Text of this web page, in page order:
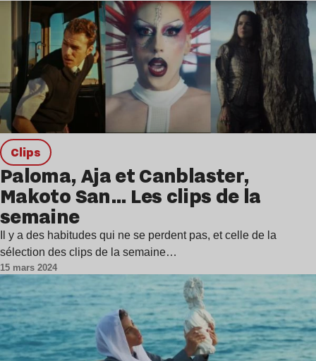
clips
Paloma, Aja et Canblaster,
Makoto San… Les clips de la
semaine
Il y a des habitudes qui ne se perdent pas, et celle de la
sélection des clips de la semaine…
15 mars 2024